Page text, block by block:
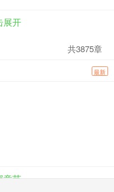
：“抱歉，忙得很，没
时的救命恩人，大婚当日，
膝跪在她面前，“老婆，我
展开
共3875章
最新
章节